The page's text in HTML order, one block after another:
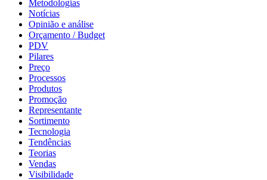
Metodologias
Notícias
Opinião e análise
Orçamento / Budget
PDV
Pilares
Preço
Processos
Produtos
Promoção
Representante
Sortimento
Tecnologia
Tendências
Teorias
Vendas
Visibilidade